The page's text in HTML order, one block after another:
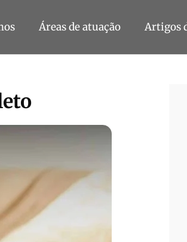
Áreas de atuação Artigos